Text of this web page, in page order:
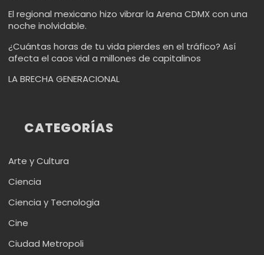
El regional mexicano hizo vibrar la Arena CDMX con una
noche inolvidable.
¿Cuántas horas de tu vida pierdes en el tráfico? Así
afecta el caos vial a millones de capitalinos
LA BRECHA GENERACIONAL
CATEGORÍAS
Arte y Cultura
Ciencia
Ciencia y Tecnologia
Cine
Ciudad Metropoli